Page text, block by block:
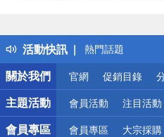
活動快訊
得獎公告
熱門話題
銀行優惠
偏遠地區配送
詐騙網頁！請小
關於我們
官網 促銷目錄
主題活動 會員活動 注目活動
會員專區 會員專區 大宗採購